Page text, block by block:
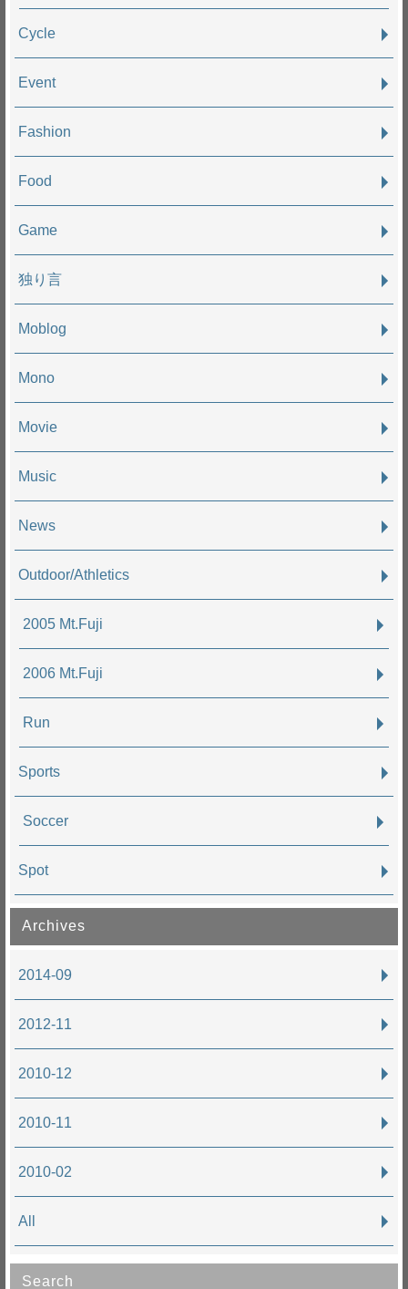
Cycle
Event
Fashion
Food
Game
独り言
Moblog
Mono
Movie
Music
News
Outdoor/Athletics
2005 Mt.Fuji
2006 Mt.Fuji
Run
Sports
Soccer
Spot
Archives
2014-09
2012-11
2010-12
2010-11
2010-02
All
Search